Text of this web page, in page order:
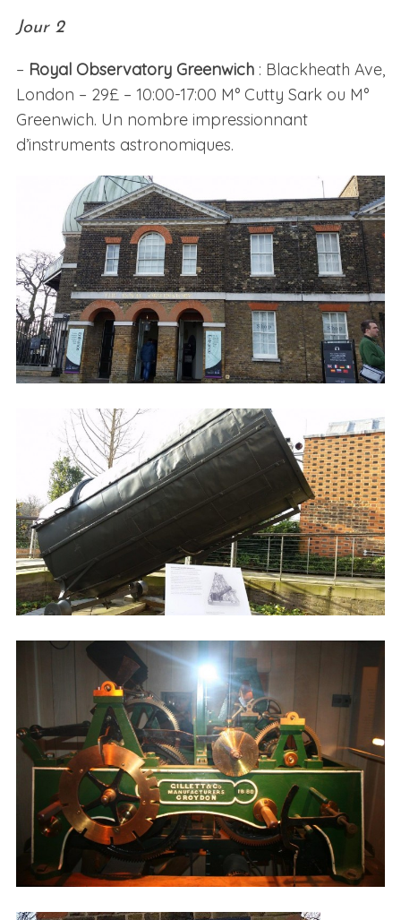
Jour 2
– Royal Observatory Greenwich: Blackheath Ave,
London – 29£ – 10:00-17:00 M° Cutty Sark ou M°
Greenwich. Un nombre impressionnant
d’instruments astronomiques.